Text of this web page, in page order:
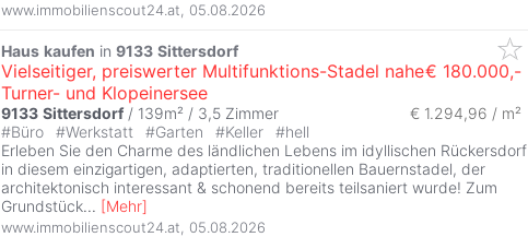
www.immobilienscout24.at, 05.08.2026
Haus kaufen in 9133 Sittersdorf
Vielseitiger, preiswerter Multifunktions-Stadel nahe
Turner- und Klopeinersee
€ 180.000,-
9133 Sittersdorf / 139m² / 3,5 Zimmer
€ 1.294,96 / m²
#Büro #Werkstatt #Garten #Keller #hell
Erleben Sie den Charme des ländlichen Lebens im idyllischen Rückersdorf
in diesem einzigartigen, adaptierten, traditionellen Bauernstadel, der
architektonisch interessant & schonend bereits teilsaniert wurde! Zum
Grundstück... [Mehr]
www.immobilienscout24.at 05.08.2026